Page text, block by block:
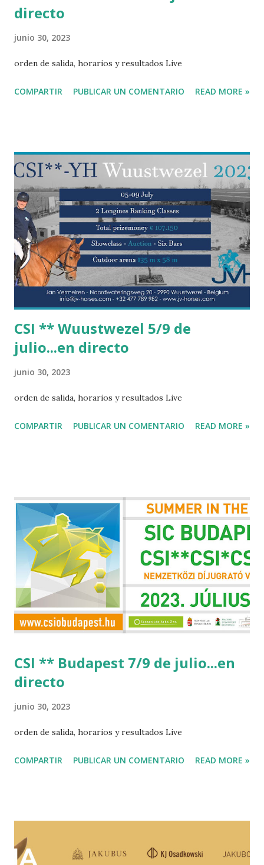
directo
junio 30, 2023
orden de salida, horarios y resultados Live
COMPARTIR PUBLICAR UN COMENTARIO READ MORE »
CSI ** Wuustwezel 5/9 de
julio...en directo
junio 30, 2023
orden de salida, horarios y resultados Live
COMPARTIR PUBLICAR UN COMENTARIO READ MORE »
CSI ** Budapest 7/9 de julio...en
directo
junio 30, 2023
orden de salida, horarios y resultados Live
COMPARTIR PUBLICAR UN COMENTARIO READ MORE »